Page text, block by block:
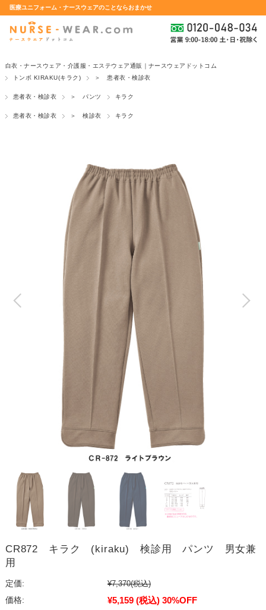
医療ユニフォーム・ナースウェアのことならおまかせ
白衣・ナースウェア・介護服・エステウェア通販｜ナースウェアドットコム
トンボ KIRAKU(キラク)
＞ 患者衣・検診衣
患者衣・検診衣 ＞ パンツ キラク
患者衣・検診衣 ＞ 検診衣 キラク
CR872 キラク (kiraku) 検診用 パンツ 男女兼
用
定価: ¥7,370(税込)
価格:
¥5,159 (税込) 30%OFF